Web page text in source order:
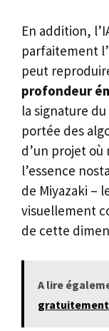
En addition,
parfaitement
peut
profondeur
la signature
portée des
d’un projet où
l’essence
de Miyazaki –
visuellement
de cette
A lire
gratuitement